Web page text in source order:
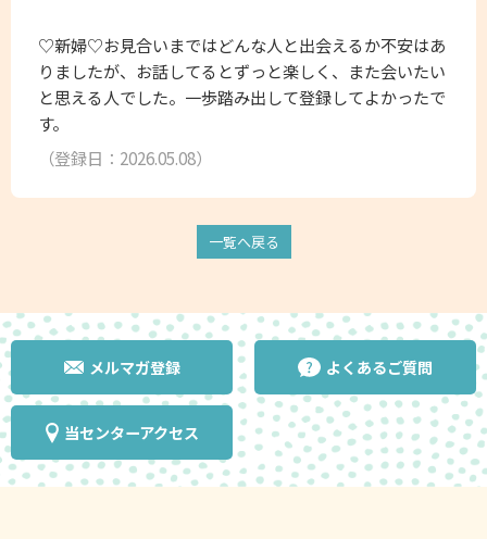
♡新婦♡お見合いまではどんな人と出会えるか不安はあ
りましたが、お話してるとずっと楽しく、また会いたい
と思える人でした。一歩踏み出して登録してよかったで
す。
（登録日：2026.05.08）
一覧へ戻る
メルマガ登録 よくあるご質問
当センターアクセス